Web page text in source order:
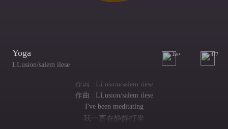
Yoga
LLusion/salem ilese
1w+ 477
作词 : LLusion/salem ilese
作曲 : LLusion/salem ilese
I've been meditating
我一直在静静打坐